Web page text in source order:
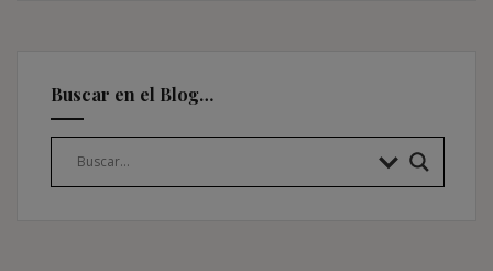
Buscar en el Blog…